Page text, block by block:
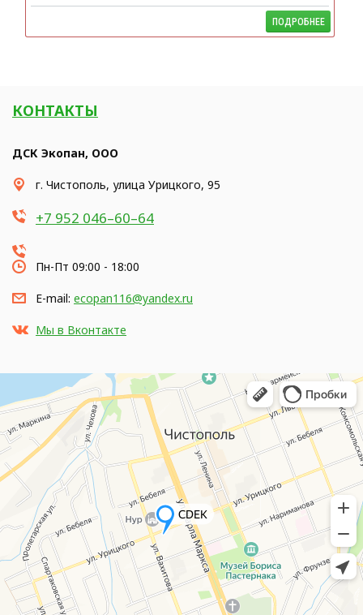
ПОДРОБНЕЕ
КОНТАКТЫ
ДСК Экопан, ООО
​г. Чистополь, улица Урицкого, 95
+7 952 046–60–64
Пн-Пт 09:00 - 18:00
E-mail: ecopan116@yandex.ru
Мы в Вконтакте